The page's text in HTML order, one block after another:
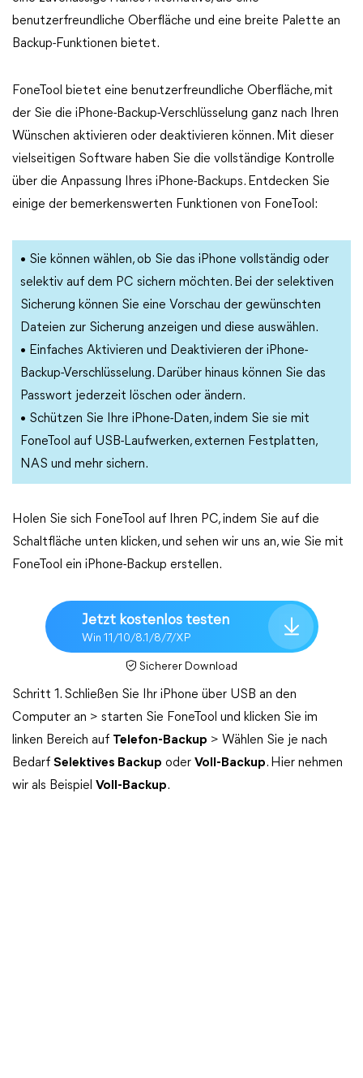
benutzerfreundliche Oberfläche und eine breite Palette an
Backup-Funktionen bietet.
FoneTool bietet eine benutzerfreundliche Oberfläche, mit
der Sie die iPhone-Backup-Verschlüsselung ganz nach Ihren
Wünschen aktivieren oder deaktivieren können. Mit dieser
vielseitigen Software haben Sie die vollständige Kontrolle
über die Anpassung Ihres iPhone-Backups. Entdecken Sie
einige der bemerkenswerten Funktionen von FoneTool:
• Sie können wählen, ob Sie das iPhone vollständig oder
selektiv auf dem PC sichern möchten. Bei der selektiven
Sicherung können Sie eine Vorschau der gewünschten
Dateien zur Sicherung anzeigen und diese auswählen.
• Einfaches Aktivieren und Deaktivieren der iPhone-
Backup-Verschlüsselung. Darüber hinaus können Sie das
Passwort jederzeit löschen oder ändern.
• Schützen Sie Ihre iPhone-Daten, indem Sie sie mit
FoneTool auf USB-Laufwerken, externen Festplatten,
NAS und mehr sichern.
Holen Sie sich FoneTool auf Ihren PC, indem Sie auf die
Schaltfläche unten klicken, und sehen wir uns an, wie Sie mit
FoneTool ein iPhone-Backup erstellen.
Jetzt kostenlos testen
Win 11/10/8.1/8/7/XP
Sicherer Download
Schritt 1. Schließen Sie Ihr iPhone über USB an den
Computer an > starten Sie FoneTool und klicken Sie im
linken Bereich auf Telefon-Backup > Wählen Sie je nach
Bedarf Selektives Backup oder Voll-Backup. Hier nehmen
wir als Beispiel Voll-Backup.